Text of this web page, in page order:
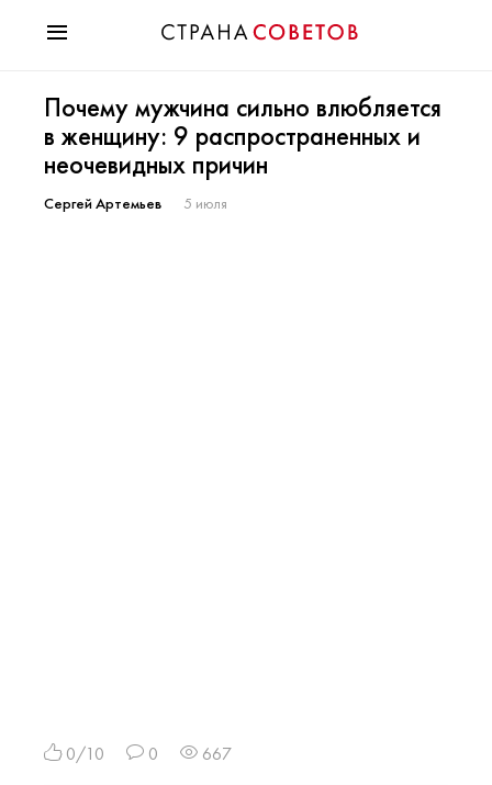
Мода
Звезды
Гороскопы
Здоровье
Почему мужчина сильно влюбляется
в женщину: 9 распространенных и
неочевидных причин
Сергей Артемьев 5 июля
0/10 0 667